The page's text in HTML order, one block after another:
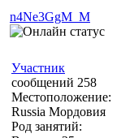
n4Ne3GgM_M
Участник
сообщений 258
Местоположение:
Russia Мордовия
Род занятий: